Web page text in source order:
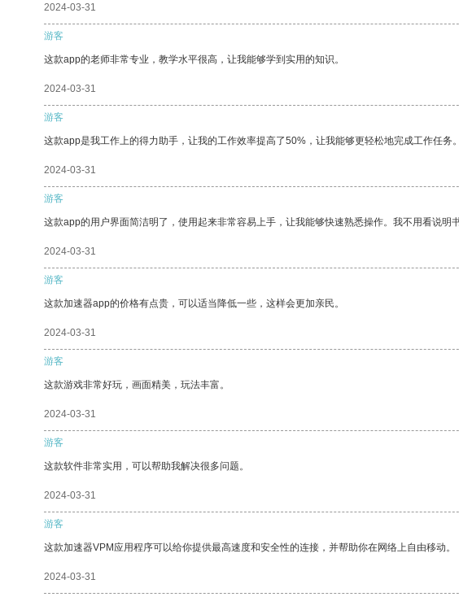
2024-03-31
游客
这款app的老师非常专业，教学水平很高，让我能够学到实用的知识。
2024-03-31
游客
这款app是我工作上的得力助手，让我的工作效率提高了50%，让我能够更轻松地完成工作任务。
2024-03-31
游客
这款app的用户界面简洁明了，使用起来非常容易上手，让我能够快速熟悉操作。我不用看说明
2024-03-31
游客
这款加速器app的价格有点贵，可以适当降低一些，这样会更加亲民。
2024-03-31
游客
这款游戏非常好玩，画面精美，玩法丰富。
2024-03-31
游客
这款软件非常实用，可以帮助我解决很多问题。
2024-03-31
游客
这款加速器VPM应用程序可以给你提供最高速度和安全性的连接，并帮助你在网络上自由移动。
2024-03-31